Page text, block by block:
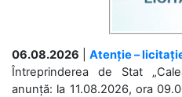
06.08.2026
Atenție –
Întreprinderea de Stat
anunță: la 11.08.2026, ora